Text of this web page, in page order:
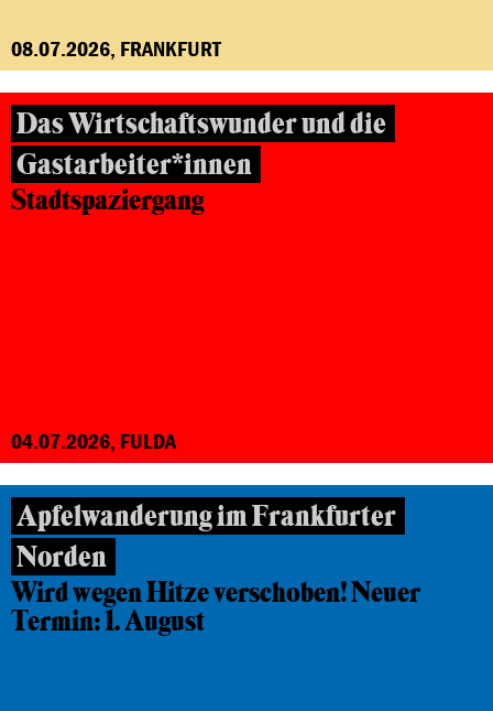
08.07.2026, FRANKFURT
Das Wirtschaftswunder und die
Gastarbeiter*innen
Stadtspaziergang
04.07.2026, FULDA
Apfelwanderung im Frankfurter
Norden
Wird wegen Hitze verschoben! Neuer
Termin: 1. August